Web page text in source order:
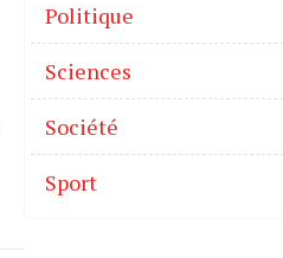
Politique
Sciences
Société
Sport